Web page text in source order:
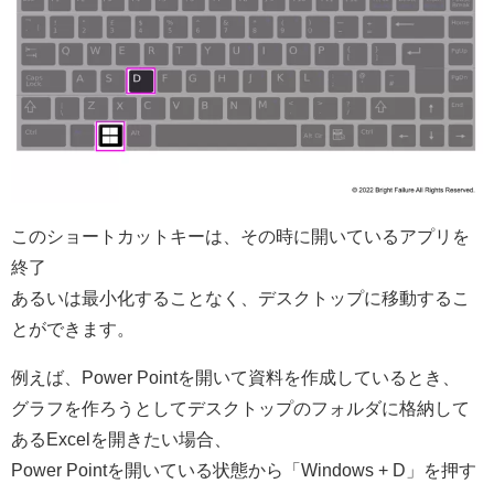
このショートカットキーは、その時に開いているアプリを
終了
あるいは最小化することなく、デスクトップに移動するこ
とができます。
例えば、Power Pointを開いて資料を作成しているとき、
グラフを作ろうとしてデスクトップのフォルダに格納して
あるExcelを開きたい場合、
Power Pointを開いている状態から「Windows + D」を押す